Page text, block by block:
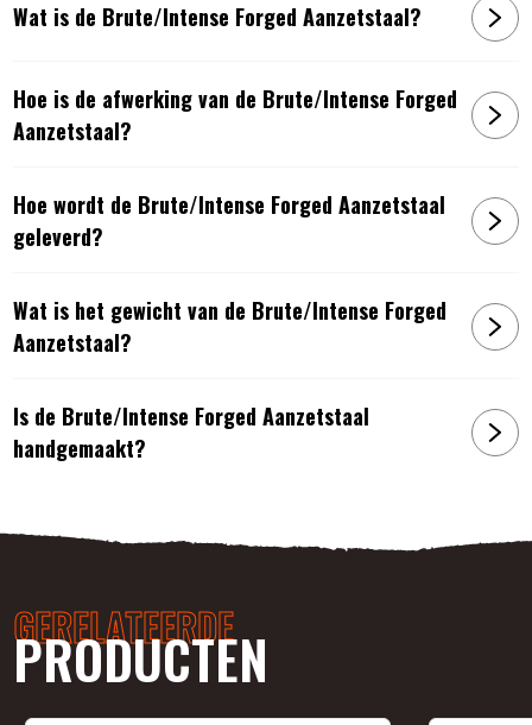
Wat is de Brute/Intense Forged Aanzetstaal?
Hoe is de afwerking van de Brute/Intense Forged
Aanzetstaal?
Hoe wordt de Brute/Intense Forged Aanzetstaal
geleverd?
Wat is het gewicht van de Brute/Intense Forged
Aanzetstaal?
Is de Brute/Intense Forged Aanzetstaal
handgemaakt?
GERELATEERDE
PRODUCTEN